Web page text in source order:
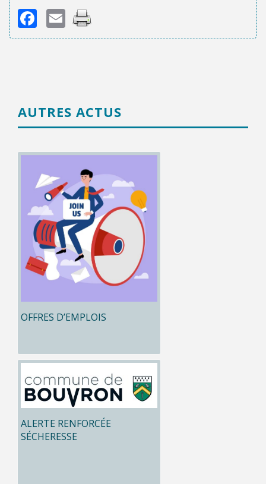
Facebook
Email
AUTRES ACTUS
OFFRES D’EMPLOIS
ALERTE RENFORCÉE
SÉCHERESSE